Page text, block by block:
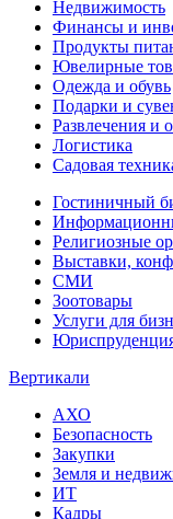
Недвижимость
Финансы и
Продукты
Ювелирные
Одежда и обувь
Подарки и
Развлечения и
Логистика
Садовая
Гостиничный
Религиозные
Выставки,
СМИ
Зоотовары
Услуги для
Вертикали
АХО
Безопасность
Закупки
Земля и
ИТ
Кадры